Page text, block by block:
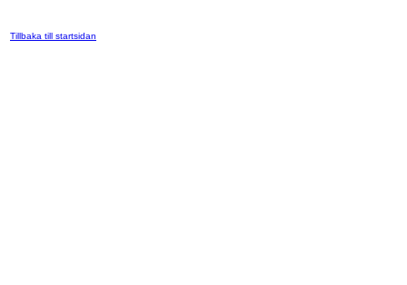
Tillbaka till startsidan